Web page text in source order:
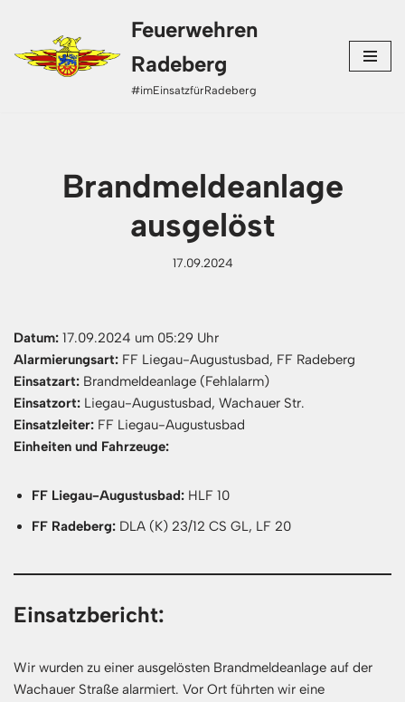
Zum
Inhalt
Feuerwehren
Radeberg
#imEinsatzfürRadeberg
Brandmeldeanlage
ausgelöst
17.09.2024
Datum: 17.09.2024 um 05:29 Uhr
Alarmierungsart: FF Liegau-Augustusbad, FF Radeberg
Einsatzart: Brandmeldeanlage (Fehlalarm)
Einsatzort: Liegau-Augustusbad, Wachauer Str.
Einsatzleiter: FF Liegau-Augustusbad
Einheiten und Fahrzeuge:
FF Liegau-Augustusbad: HLF 10
FF Radeberg: DLA (K) 23/12 CS GL, LF 20
Einsatzbericht:
Wir wurden zu einer ausgelösten Brandmeldeanlage auf der
Wachauer Straße alarmiert. Vor Ort führten wir eine